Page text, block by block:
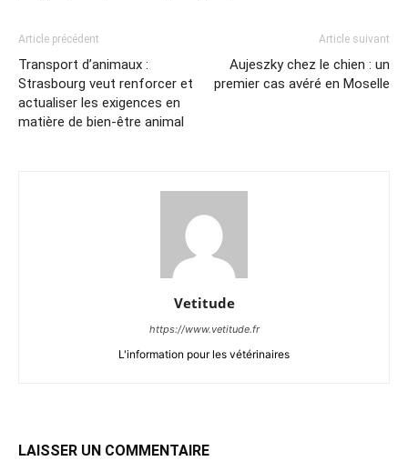
Article précédent
Transport d’animaux :
Strasbourg veut renforcer et
actualiser les exigences en
matière de bien-être animal
Article suivant
Aujeszky chez le chien : un
premier cas avéré en Moselle
Vetitude
https://www.vetitude.fr
L'information pour les vétérinaires
LAISSER UN COMMENTAIRE